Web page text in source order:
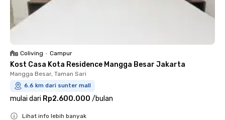
Coliving • Campur
Kost Casa Kota Residence Mangga Besar Jakarta
Mangga Besar, Taman Sari
6.6 km dari sunter mall
mulai dari Rp2.600.000 /bulan
Lihat info lebih banyak